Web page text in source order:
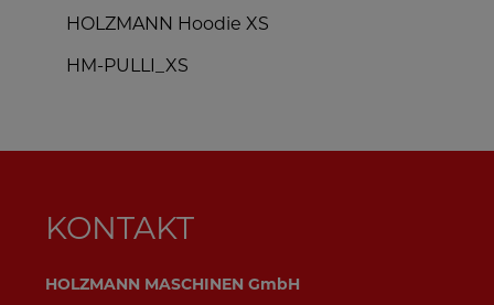
HOLZMANN Hoodie XS
HM-PULLI_XS
KONTAKT
HOLZMANN MASCHINEN GmbH